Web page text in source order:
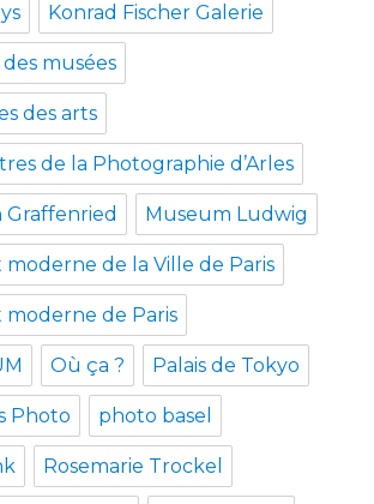
Konrad Fischer Galerie
musées
des arts
de la Photographie d’Arles
Graffenried Museum Ludwig
moderne de la Ville de Paris
moderne de Paris
Où ça ? Palais de Tokyo
Photo photo basel
Rosemarie Trockel